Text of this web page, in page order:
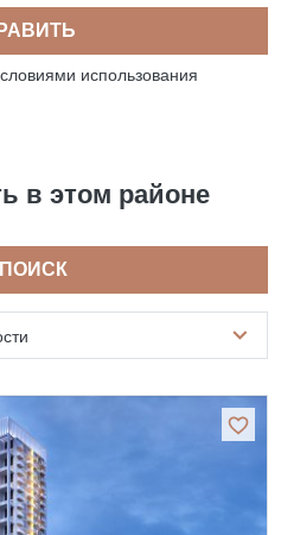
использования
в этом районе
ПОИСК